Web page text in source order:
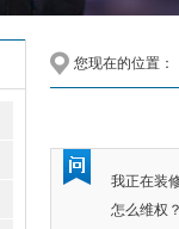
您现在的位置：
我正在装
怎么维权